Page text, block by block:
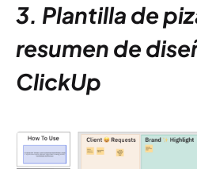
3. Plantilla de
resumen de
ClickUp